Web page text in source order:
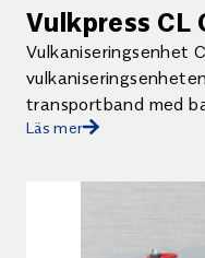
Vulkpress CL
Vulkaniseringsenhet
transportband med
mm. Enhetens låga
Läs mer